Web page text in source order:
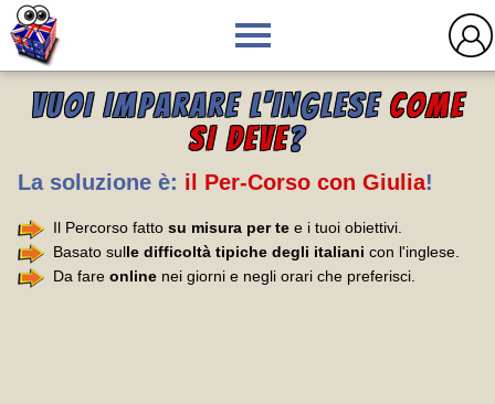
VUOI IMPARARE L'INGLESE COME
SI DEVE?
La soluzione è: il Per-Corso con Giulia!
Il Percorso fatto su misura per te e i tuoi obiettivi.
Basato sulle difficoltà tipiche degli italiani con l'inglese.
Da fare online nei giorni e negli orari che preferisci.